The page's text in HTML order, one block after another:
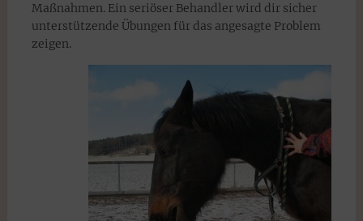
Maßnahmen. Ein seriöser Behandler wird dir sicher
unterstützende Übungen für das angesagte Problem
zeigen.